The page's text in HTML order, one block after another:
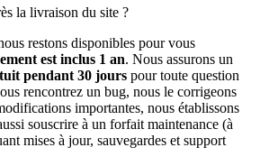
la livraison du site ?
restons disponibles pour vous
est inclus 1 an. Nous assurons un
pendant 30 jours pour toute question
rencontrez un bug, nous le corrigeons
importantes, nous établissons
souscrire à un forfait maintenance (à
mises à jour, sauvegardes et support